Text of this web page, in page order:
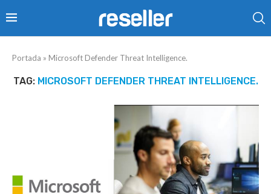
Portada » Microsoft Defender Threat Intelligence.
TAG: MICROSOFT DEFENDER THREAT INTELLIGENCE.